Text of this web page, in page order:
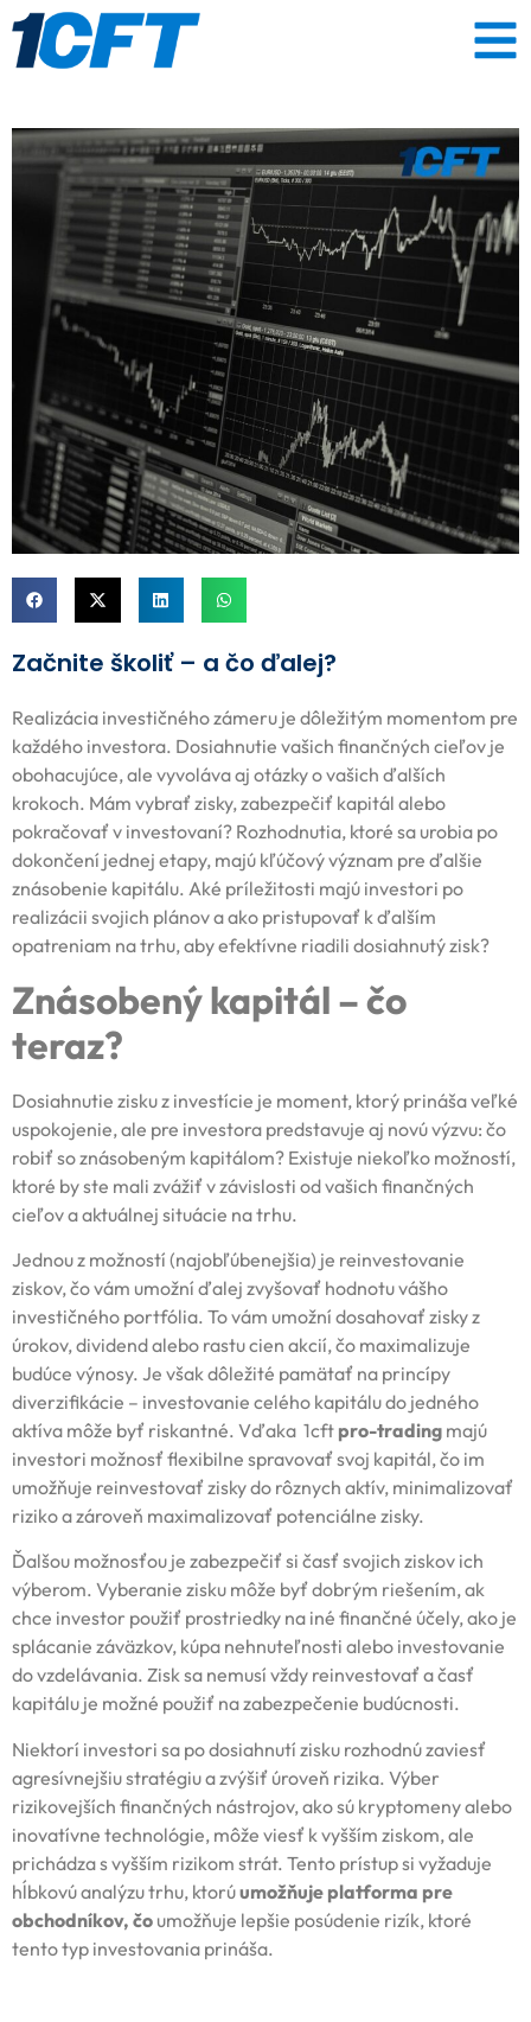
Začnite školiť – a čo ďalej?
Realizácia investičného zámeru je dôležitým momentom pre
každého investora. Dosiahnutie vašich finančných cieľov je
obohacujúce, ale vyvoláva aj otázky o vašich ďalších
krokoch. Mám vybrať zisky, zabezpečiť kapitál alebo
pokračovať v investovaní? Rozhodnutia, ktoré sa urobia po
dokončení jednej etapy, majú kľúčový význam pre ďalšie
znásobenie kapitálu. Aké príležitosti majú investori po
realizácii svojich plánov a ako pristupovať k ďalším
opatreniam na trhu, aby efektívne riadili dosiahnutý zisk?
Znásobený kapitál – čo
teraz?
Dosiahnutie zisku z investície je moment, ktorý prináša veľké
uspokojenie, ale pre investora predstavuje aj novú výzvu: čo
robiť so znásobeným kapitálom? Existuje niekoľko možností,
ktoré by ste mali zvážiť v závislosti od vašich finančných
cieľov a aktuálnej situácie na trhu.
Jednou z možností (najobľúbenejšia) je reinvestovanie
ziskov, čo vám umožní ďalej zvyšovať hodnotu vášho
investičného portfólia. To vám umožní dosahovať zisky z
úrokov, dividend alebo rastu cien akcií, čo maximalizuje
budúce výnosy. Je však dôležité pamätať na princípy
diverzifikácie – investovanie celého kapitálu do jedného
aktíva môže byť riskantné. Vďaka 1cft pro-trading majú
investori možnosť flexibilne spravovať svoj kapitál, čo im
umožňuje reinvestovať zisky do rôznych aktív, minimalizovať
riziko a zároveň maximalizovať potenciálne zisky.
Ďalšou možnosťou je zabezpečiť si časť svojich ziskov ich
výberom. Vyberanie zisku môže byť dobrým riešením, ak
chce investor použiť prostriedky na iné finančné účely, ako je
splácanie záväzkov, kúpa nehnuteľnosti alebo investovanie
do vzdelávania. Zisk sa nemusí vždy reinvestovať a časť
kapitálu je možné použiť na zabezpečenie budúcnosti.
Niektorí investori sa po dosiahnutí zisku rozhodnú zaviesť
agresívnejšiu stratégiu a zvýšiť úroveň rizika. Výber
rizikovejších finančných nástrojov, ako sú kryptomeny alebo
inovatívne technológie, môže viesť k vyšším ziskom, ale
prichádza s vyšším rizikom strát. Tento prístup si vyžaduje
hĺbkovú analýzu trhu, ktorúumožňuje platforma pre
obchodníkov, čo umožňuje lepšie posúdenie rizík, ktoré
tento typ investovania prináša.